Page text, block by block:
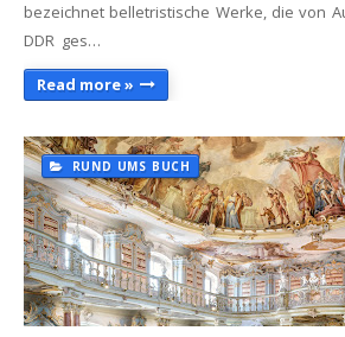
bezeichnet belletristische Werke, die von
DDR ges…
Read more »
RUND UMS BUCH